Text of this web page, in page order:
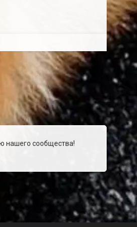
нашего сообщества!